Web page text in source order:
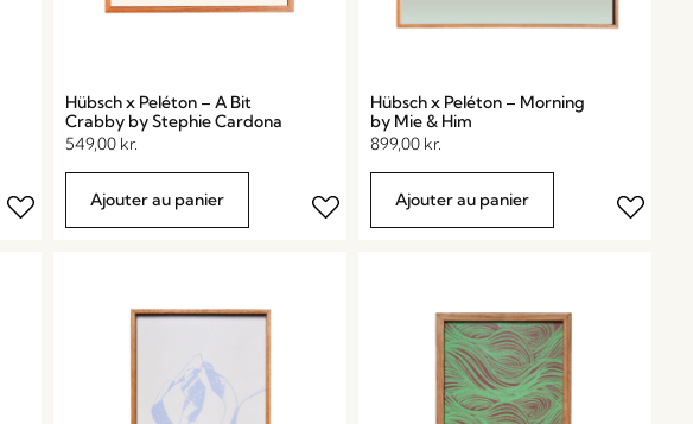
Hübsch x Peléton – A Bit
Crabby by Stephie Cardona
549,00 kr.
Ajouter au panier
Hübsch x Peléton – Morning
by Mie & Him
899,00 kr.
Ajouter au panier